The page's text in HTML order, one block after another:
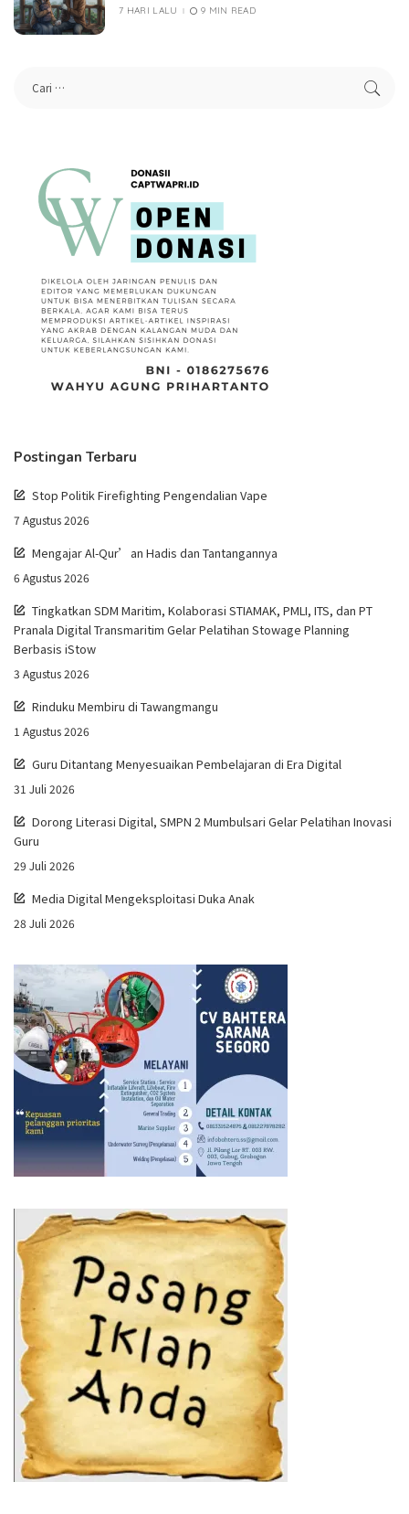
7 HARI LALU 9 MIN READ
Postingan Terbaru
Stop Politik Firefighting Pengendalian Vape
7 Agustus 2026
Mengajar Al-Qur’an Hadis dan Tantangannya
6 Agustus 2026
Tingkatkan SDM Maritim, Kolaborasi STIAMAK, PMLI, ITS, dan PT
Pranala Digital Transmaritim Gelar Pelatihan Stowage Planning
Berbasis iStow
3 Agustus 2026
Rinduku Membiru di Tawangmangu
1 Agustus 2026
Guru Ditantang Menyesuaikan Pembelajaran di Era Digital
31 Juli 2026
Dorong Literasi Digital, SMPN 2 Mumbulsari Gelar Pelatihan Inovasi
Guru
29 Juli 2026
Media Digital Mengeksploitasi Duka Anak
28 Juli 2026